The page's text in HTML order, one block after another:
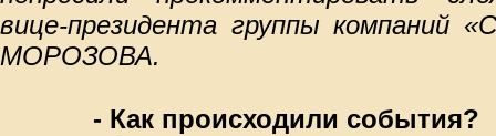
вице-президента группы компаний
МОРОЗОВА.
- Как происходили события?